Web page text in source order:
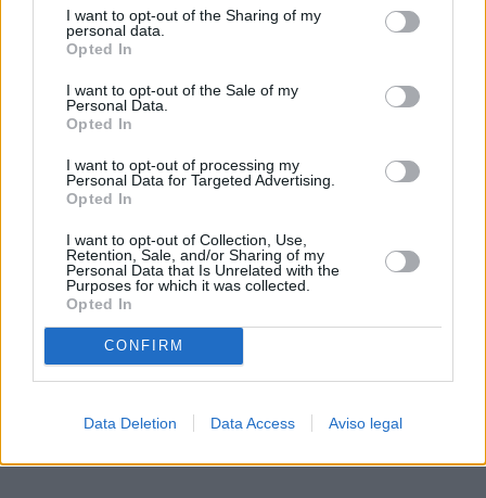
de su consentimiento, pero usted tiene el derecho de
rechazar tal procesamiento. Sus preferencias se aplicarán
cualquier momento entrando de nuevo en este sitio web o
visitando nuestra política de privacidad.
I want to opt-out of the Sharing of my
personal data.
Opted In
I want to opt-out of the Sale of my
Personal Data.
Opted In
I want to opt-out of processing my
Personal Data for Targeted Advertising.
Opted In
I want to opt-out of Collection, Use,
Retention, Sale, and/or Sharing of my
Personal Data that Is Unrelated with the
Purposes for which it was collected.
Opted In
CONFIRM
Data Deletion Data Access Aviso legal